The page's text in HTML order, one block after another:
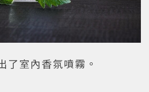
了室內香氛噴霧。